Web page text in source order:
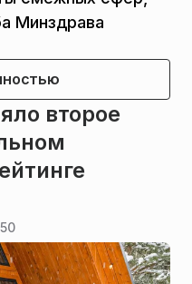
Минздрава
второе